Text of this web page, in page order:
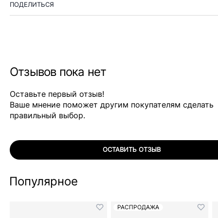
ПОДЕЛИТЬСЯ
Отзывов пока нет
Оставьте первый отзыв!
Ваше мнение поможет другим покупателям сделать
правильный выбор.
ОСТАВИТЬ ОТЗЫВ
Популярное
РАСПРОДАЖА